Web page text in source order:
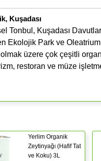
Kuşadası
Tonbul, Kuşadası
Ekolojik Park ve
üzere çok çeşitli
restoran ve müze
Yerlim Organik
Zeytinyağı (Hafif Tat
ve Koku) 3L